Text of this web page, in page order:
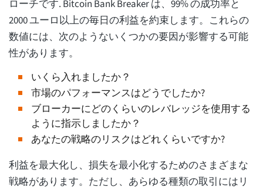
ローチです. Bitcoin Bank Breaker は、99% の成功率と
2000 ユーロ以上の毎日の利益を約束します。これらの
数値には、次のようないくつかの要因が影響する可能
性があります。
いくら入れましたか？
市場のパフォーマンスはどうでしたか?
ブローカーにどのくらいのレバレッジを使用する
ように指示しましたか？
あなたの戦略のリスクはどれくらいですか?
利益を最大化し、損失を最小化するためのさまざまな
戦略があります。ただし、あらゆる種類の取引にはリ